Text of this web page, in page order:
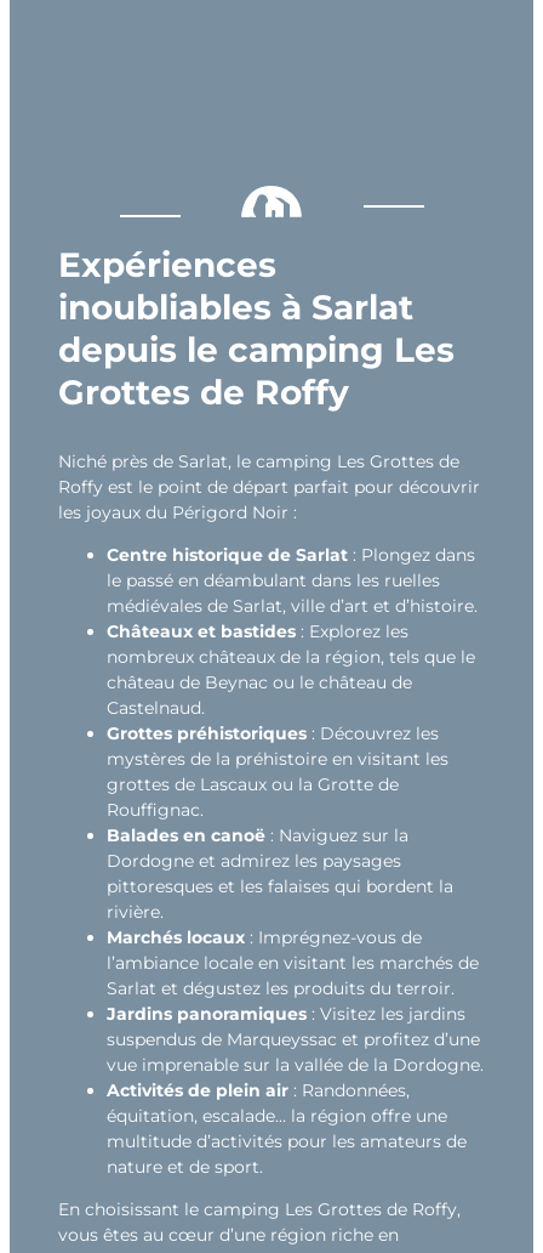
Expériences
inoubliables à Sarlat
depuis le camping Les
Grottes de Roffy
Niché près de Sarlat, le camping Les Grottes de
Roffy est le point de départ parfait pour découvrir
les joyaux du Périgord Noir :
Centre historique de Sarlat : Plongez dans
le passé en déambulant dans les ruelles
médiévales de Sarlat, ville d’art et d’histoire.
Châteaux et bastides : Explorez les
nombreux châteaux de la région, tels que le
château de Beynac ou le château de
Castelnaud.
Grottes préhistoriques : Découvrez les
mystères de la préhistoire en visitant les
grottes de Lascaux ou la Grotte de
Rouffignac.
Balades en canoë : Naviguez sur la
Dordogne et admirez les paysages
pittoresques et les falaises qui bordent la
rivière.
Marchés locaux : Imprégnez-vous de
l’ambiance locale en visitant les marchés de
Sarlat et dégustez les produits du terroir.
Jardins panoramiques : Visitez les jardins
suspendus de Marqueyssac et profitez d’une
vue imprenable sur la vallée de la Dordogne.
Activités de plein air : Randonnées,
équitation, escalade… la région offre une
multitude d’activités pour les amateurs de
nature et de sport.
En choisissant le camping Les Grottes de Roffy,
vous êtes au cœur d’une région riche en